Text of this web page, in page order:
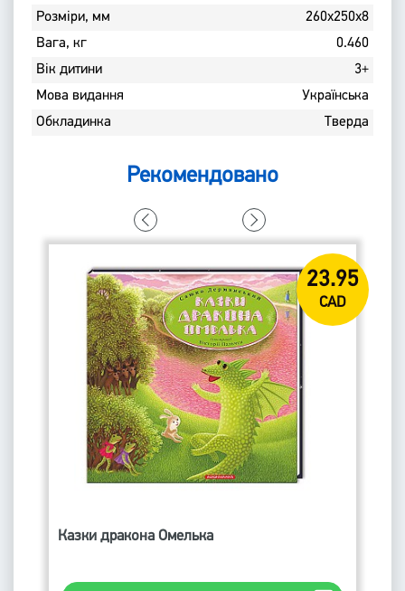
Розміри, мм
260х250х8
Вага, кг
0.460
Вік дитини
3+
Мова видання
Українська
Обкладинка
Тверда
Рекомендовано
23.95
CAD
Казки дракона Омелька